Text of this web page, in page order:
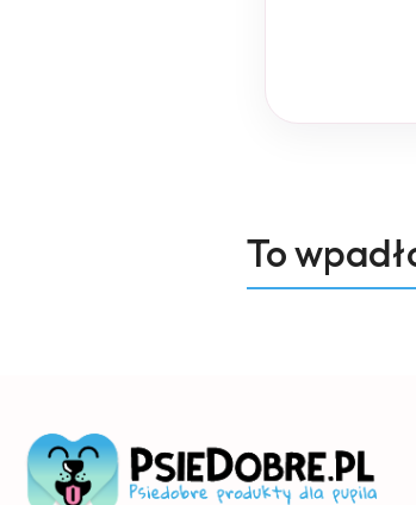
Pomiń karuzelę produktówProdukty
o
To